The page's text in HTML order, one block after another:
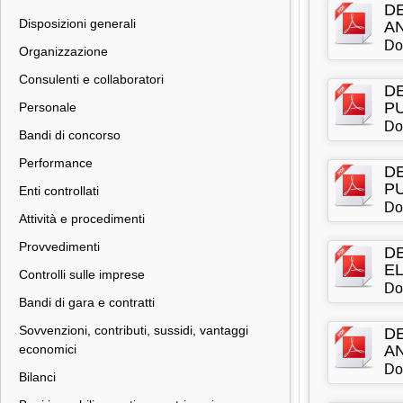
Disposizioni generali
Organizzazione
Consulenti e collaboratori
Personale
Bandi di concorso
Performance
Enti controllati
Attività e procedimenti
Provvedimenti
Controlli sulle imprese
Bandi di gara e contratti
Sovvenzioni, contributi, sussidi, vantaggi
economici
Bilanci